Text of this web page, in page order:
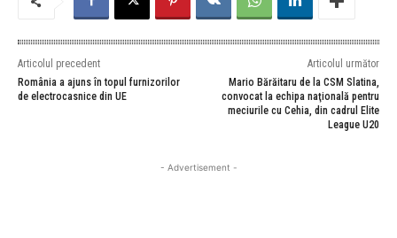
Articolul precedent
România a ajuns în topul furnizorilor
de electrocasnice din UE
Articolul următor
Mario Bărăitaru de la CSM Slatina,
convocat la echipa naţională pentru
meciurile cu Cehia, din cadrul Elite
League U20
- Advertisement -